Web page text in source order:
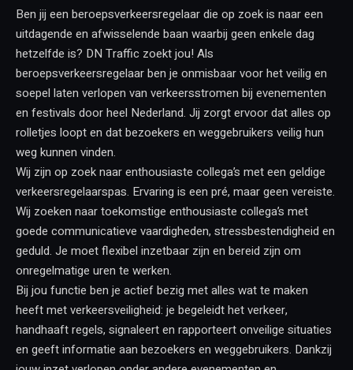
Ben jij een beroepsverkeersregelaar die op zoek is naar een
uitdagende en afwisselende baan waarbij geen enkele dag
hetzelfde is? DN Traffic zoekt jou! Als
beroepsverkeersregelaar ben je onmisbaar voor het veilig en
soepel laten verlopen van verkeersstromen bij evenementen
en festivals door heel Nederland. Jij zorgt ervoor dat alles op
rolletjes loopt en dat bezoekers en weggebruikers veilig hun
weg kunnen vinden.
Wij zijn op zoek naar enthousiaste collega’s met een geldige
verkeersregelaarspas. Ervaring is een pré, maar geen vereiste.
Wij zoeken naar toekomstige enthousiaste collega’s met
goede communicatieve vaardigheden, stressbestendigheid en
geduld. Je moet flexibel inzetbaar zijn en bereid zijn om
onregelmatige uren te werken.
Bij jou functie ben je actief bezig met alles wat te maken
heeft met verkeersveiligheid: je begeleidt het verkeer,
handhaaft regels, signaleert en rapporteert onveilige situaties
en geeft informatie aan bezoekers en weggebruikers. Dankzij